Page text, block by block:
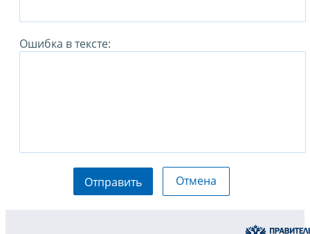
Ошибка в тексте:
Отправить Отмена